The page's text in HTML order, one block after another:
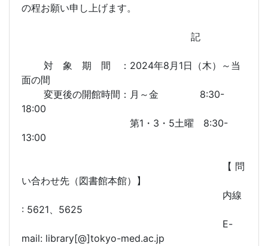
の程お願い申し上げます。
記
対 象 期 間 ：2024年8月1日（木）～当
面の間
変更後の開館時間：月～金 8:30-
18:00
第1・3・5土曜 8:30-
13:00
【 問
い合わせ先（図書館本館）】
内線
: 5621、5625
E-
mail: library[@]tokyo-med.ac.jp